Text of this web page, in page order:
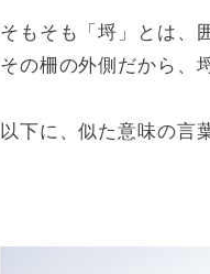
そもそも「埒」とは、
その柵の外側だから、
以下に、似た意味の言